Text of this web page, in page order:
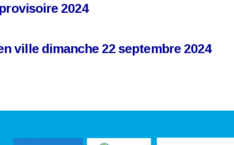
2024
ville dimanche 22 septembre 2024